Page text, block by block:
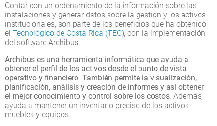
Contar con un ordenamiento de la información sobre las
instalaciones y generar datos sobre la gestión y los activos
institucionales, son parte de los beneficios que ha obtenido
el Tecnológico de Costa Rica (TEC), con la implementación
del software Archibus.
Archibus es una herramienta informática que ayuda a
obtener el perfil de los activos desde el punto de vista
operativo y financiero. También permite la visualización,
planificación, análisis y creación de informes y así obtener
el mejor conocimiento y control sobre los costos. Además,
ayuda a mantener un inventario preciso de los activos
muebles y equipos.